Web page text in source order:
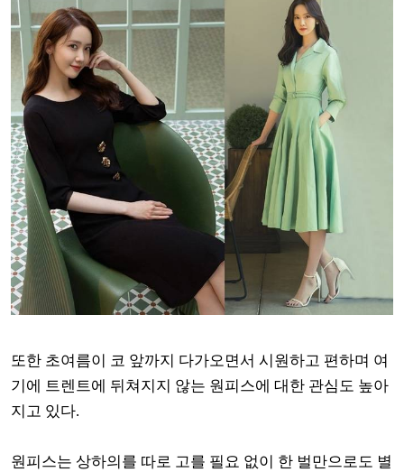
또한 초여름이 코 앞까지 다가오면서 시원하고 편하며 여
기에 트렌트에 뒤쳐지지 않는 원피스에 대한 관심도 높아
지고 있다.
원피스는 상하의를 따로 고를 필요 없이 한 벌만으로도 별